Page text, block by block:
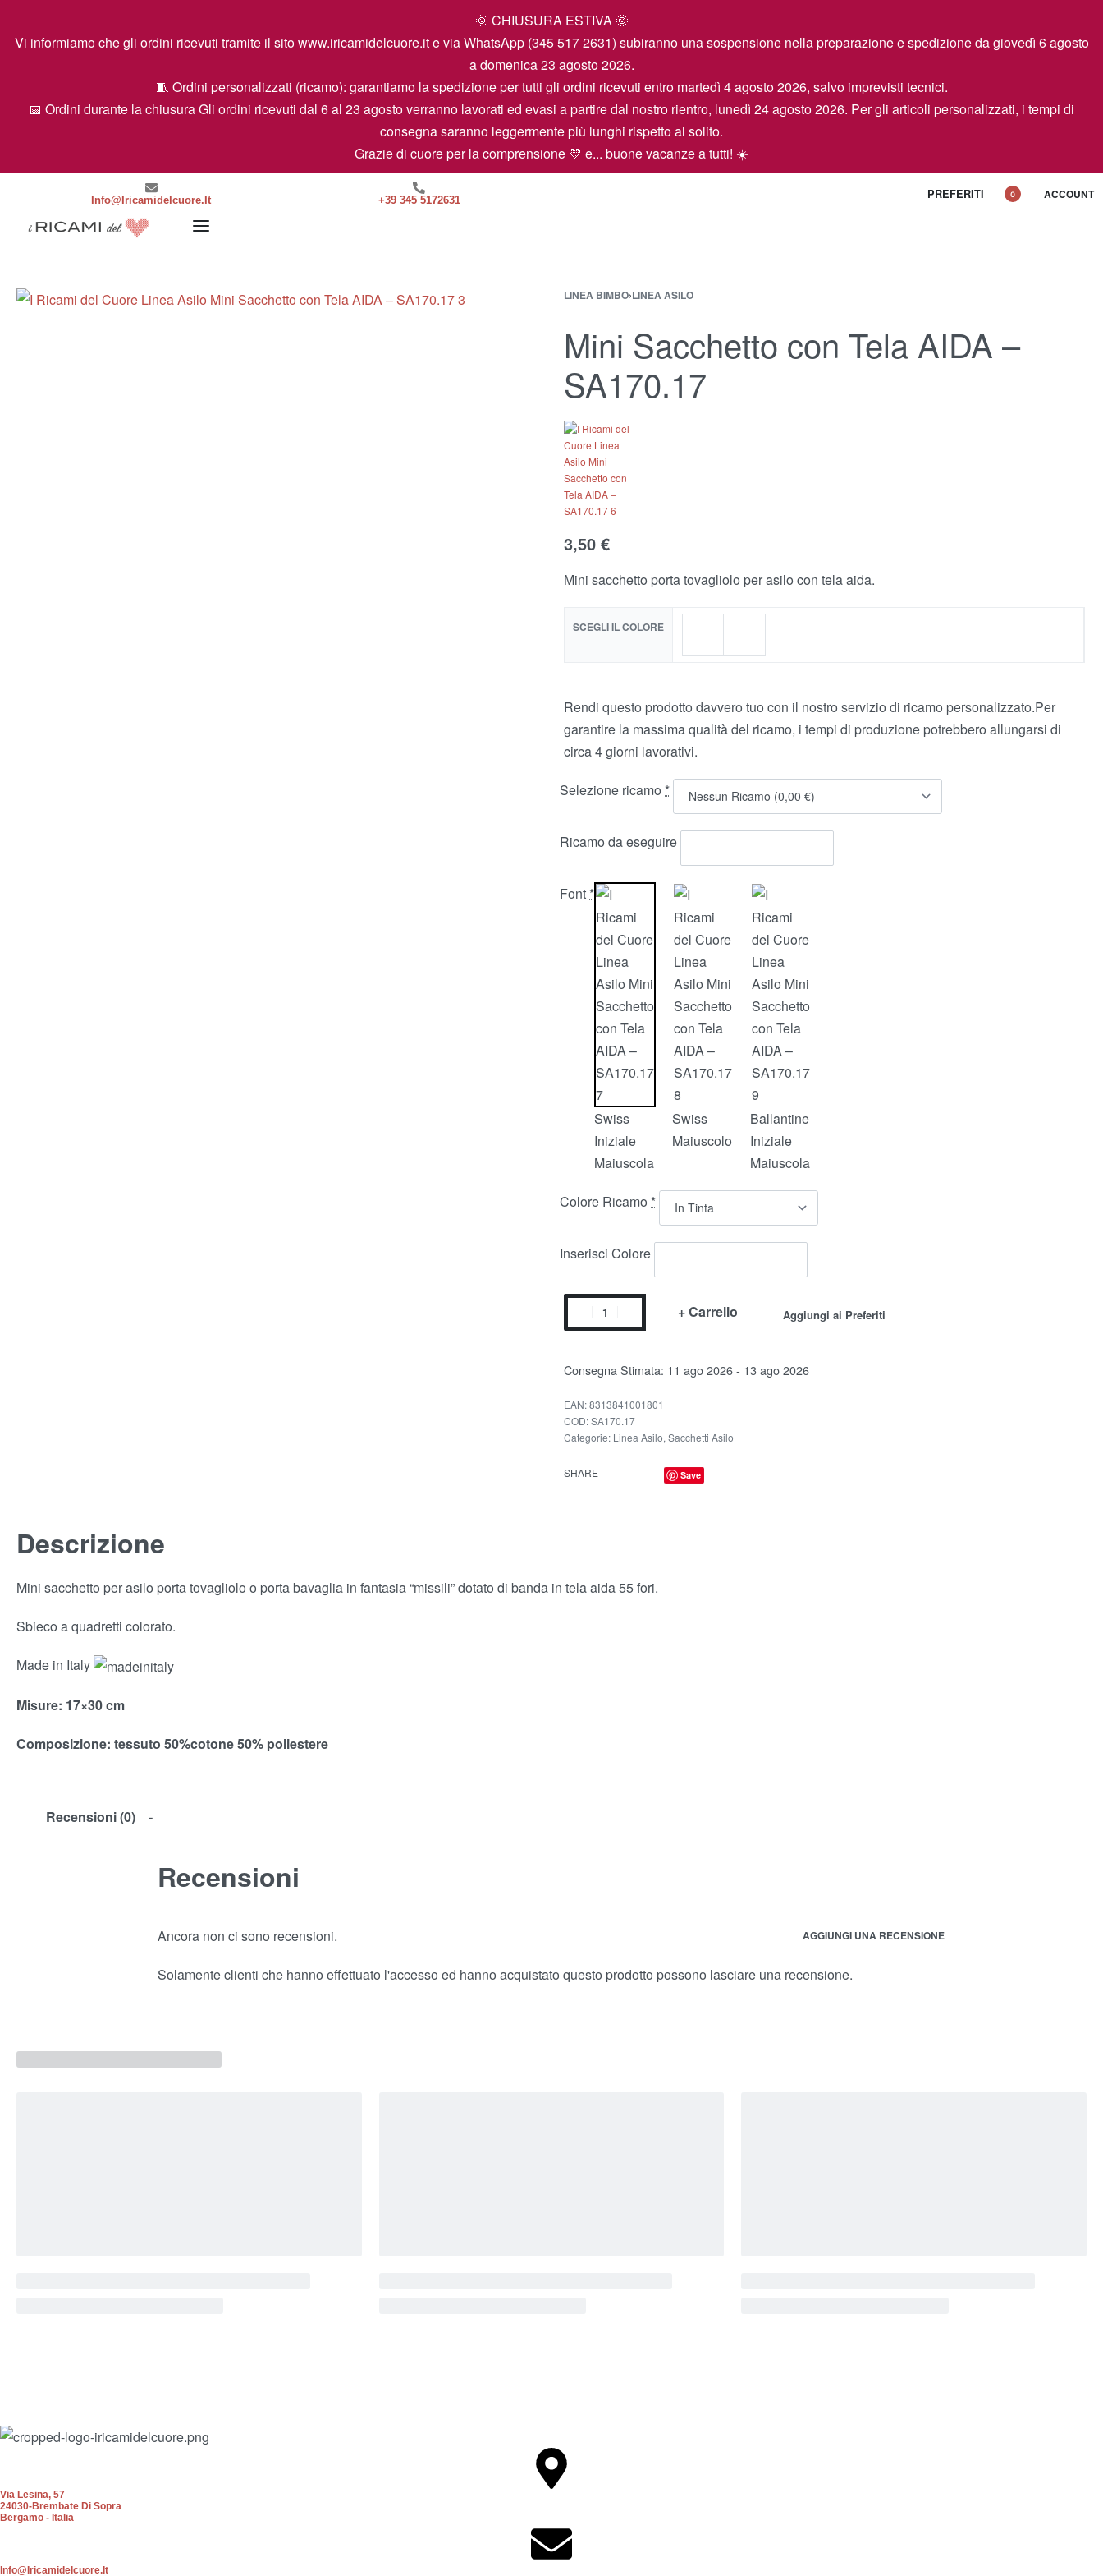
🌞 CHIUSURA ESTIVA 🌞
Vi informiamo che gli ordini ricevuti tramite il sito www.iricamidelcuore.it e via WhatsApp (345 517 2631) subiranno una sospensione nella preparazione e spedizione da giovedì 6 agosto
a domenica 23 agosto 2026.
🧵 Ordini personalizzati (ricamo): garantiamo la spedizione per tutti gli ordini ricevuti entro martedì 4 agosto 2026, salvo imprevisti tecnici.
📅 Ordini durante la chiusura Gli ordini ricevuti dal 6 al 23 agosto verranno lavorati ed evasi a partire dal nostro rientro, lunedì 24 agosto 2026. Per gli articoli personalizzati, i tempi di
consegna saranno leggermente più lunghi rispetto al solito.
Grazie di cuore per la comprensione 💛 e... buone vacanze a tutti! ☀️
Info@iricamidelcuore.it +39 345 5172631 PREFERITI 0 ACCOUNT
LINEA BIMBO›LINEA ASILO
Mini Sacchetto con Tela AIDA –
SA170.17
3,50€
Mini sacchetto porta tovagliolo per asilo con tela aida.
SCEGLI IL COLORE
Rendi questo prodotto davvero tuo con il nostro servizio di ricamo personalizzato.Per
garantire la massima qualità del ricamo, i tempi di produzione potrebbero allungarsi di
circa 4 giorni lavorativi.
Selezione ricamo *
Ricamo da eseguire
Font *
Swiss
Iniziale
Maiuscola
Swiss
Maiuscolo
Ballantine
Iniziale
Maiuscola
Colore Ricamo *
Inserisci Colore
+ Carrello Aggiungi ai Preferiti
Consegna Stimata: 11 ago 2026 - 13 ago 2026
EAN:8313841001801
SA170.17
Categorie: Linea Asilo,Sacchetti Asilo
SHARE Save
Descrizione
Mini sacchetto per asilo porta tovagliolo o porta bavaglia in fantasia “missili” dotato di banda in tela aida 55 fori.
Sbieco a quadretti colorato.
Made in Italy
Misure: 17×30 cm
Composizione: tessuto 50%cotone 50% poliestere
Recensioni (0)
Recensioni
Ancora non ci sono recensioni. AGGIUNGI UNA RECENSIONE
Solamente clienti che hanno effettuato l'accesso ed hanno acquistato questo prodotto possono lasciare una recensione.
Via Lesina, 57
24030-Brembate Di Sopra
Bergamo - Italia
Info@iricamidelcuore.it